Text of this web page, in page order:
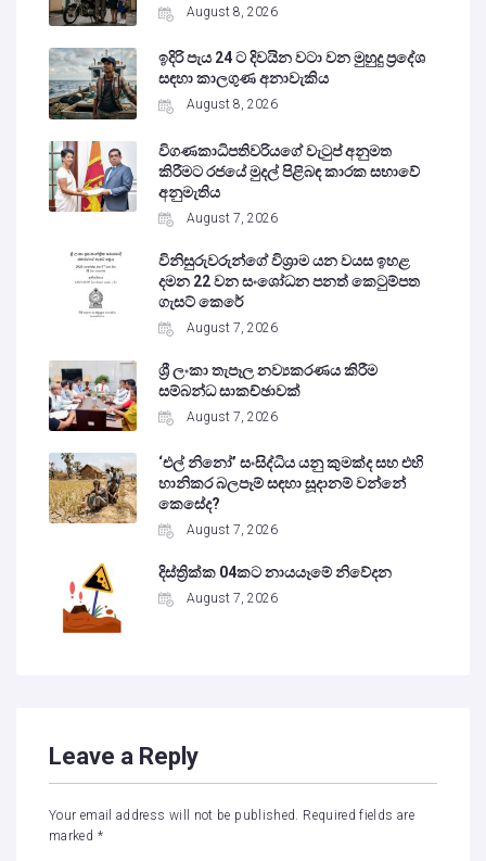
August 8, 2026
ඉදිරි පැය 24 ට දිවයින වටා වන මුහුදු ප්‍රදේශ
සඳහා කාලගුණ අනාවැකිය
August 8, 2026
විගණකාධිපතිවරියගේ වැටුප් අනුමත
කිරීමට රජයේ මුදල් පිළිබඳ කාරක සභාවේ
අනුමැතිය
August 7, 2026
විනිසුරුවරුන්ගේ විශ්‍රාම යන වයස ඉහළ
දමන 22 වන සංශෝධන පනත් කෙටුම්පත
ගැසට් කෙරේ
August 7, 2026
ශ්‍රී ලංකා තැපෑල නව්‍යකරණය කිරීම
සම්බන්ධ සාකච්ඡාවක්
August 7, 2026
‘එල් නිනෝ’ සංසිද්ධිය යනු කුමක්ද සහ එහි
හානිකර බලපෑම් සඳහා සූදානම් වන්නේ
කෙසේද?
August 7, 2026
දිස්ත්‍රික්ක 04කට නායයෑමේ නිවේදන
August 7, 2026
Leave a Reply
Your email address will not be published.
Required fields are
marked *